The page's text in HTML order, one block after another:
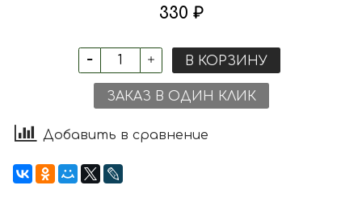
330 ₽
В КОРЗИНУ
ЗАКАЗ В ОДИН КЛИК
Добавить в сравнение